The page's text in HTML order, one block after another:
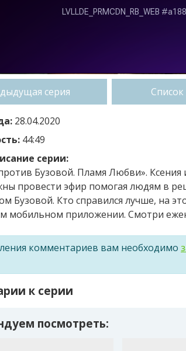
серия Список
28.04.2020
44:49
серии:
Бузовой. Пламя Любви».
провести эфир помогая людям в
Бузовой. Кто справился лучше, на
мобильном приложении. Смотри
комментариев вам необходимо
к серии
посмотреть: